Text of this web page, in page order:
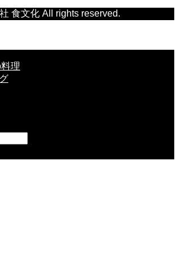
食文化 All rights reserved.
理